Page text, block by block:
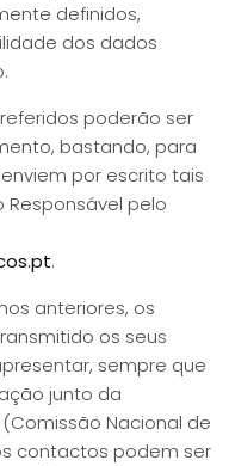
definidos,
dos dados
poderão ser
bastando, para
por escrito tais
pelo
.
anteriores, os
os seus
sempre que
junto da
Nacional de
contactos podem ser